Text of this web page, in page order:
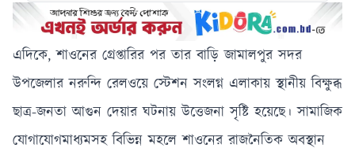
উদ্দিন সাথী
কারাগারে পাঠানোর
নির্দেশ
এদিকে, শাওনের গ্রেপ্তারির পর তার বাড়ি জামালপুর সদর
উপজেলার নরুন্দি রেলওয়ে স্টেশন সংলগ্ন এলাকায় স্থানীয় বিক্ষুব্ধ
ছাত্র-জনতা আগুন দেয়ার ঘটনায় উত্তেজনা সৃষ্টি হয়েছে। সামাজিক
যোগাযোগমাধ্যমসহ বিভিন্ন মহলে শাওনের রাজনৈতিক অবস্থান